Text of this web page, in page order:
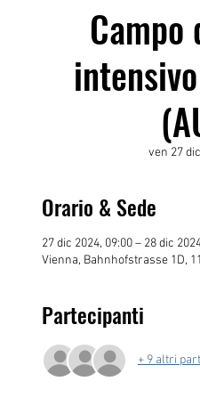
ven 27 dic
Orario & Sede
27 dic 2024, 09:00 – 28 dic
Vienna, Bahnhofstrasse 1D,
Partecipanti
+ 9 altri